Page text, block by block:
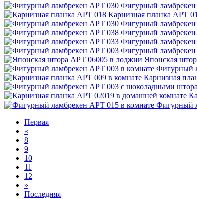
Фигурный
Карнизная планка АРТ
Фигурный
Фигурный
Фигурный
Фигурный
Японская
Фигурный
Карнизная
Фигурный
Первая
«
8
9
10
11
12
»
Последняя